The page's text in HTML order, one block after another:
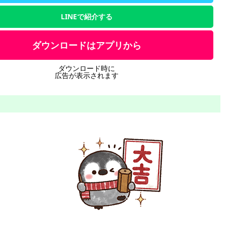
LINEで紹介する
ダウンロードはアプリから
ダウンロード時に
広告が表示されます